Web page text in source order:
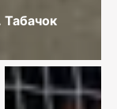
Табачок